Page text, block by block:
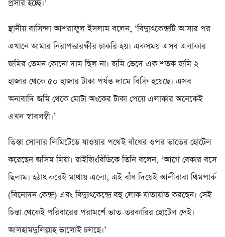
প্রসার হচ্ছে।’
স্থানীয় বাসিন্দা আশরাফুল ইসলাম বলেন, ‘বিদ্যুৎকেন্দ্রটি আসার পর
এখানে আমার নিরাপত্তারক্ষীর চাকরি হয়। একসময় এসব এলাকার
জমির তেমন কোনো দাম ছিল না। জমি ভেদে এক শতক জমি ২
হাজার থেকে ৫০ হাজার টাকা পর্যন্ত দামে বিক্রি হয়েছে। এসব
অনাবাদি জমি থেকে মোটা অংকের টাকা পেয়ে এলাকার অনেকেই
এখন স্বাবলম্বী।’
তিস্তা সোলার লিমিটেডে যাওয়ার পথেই বাঁধের ওপর ভাতের হোটেল
করেছেন জসিম মিয়া। রাইজিংবিডিকে তিনি বলেন, ‘আগে বেকার বসে
ছিলাম। হঠাৎ করেই মাথায় এলো, এই বাঁধ দিয়েই আলীবাবা থিমপার্ক
(বিনোদন কেন্দ্র) এবং বিদ্যুৎকেন্দ্রে বহু লোক যাতায়াত করছেন। সেই
চিন্তা থেকেই পরিবারের পরামর্শে ভাত-তরকারির হোটেল দেই।
আলহামদুলিল্লাহ ভালোই চলছে।’